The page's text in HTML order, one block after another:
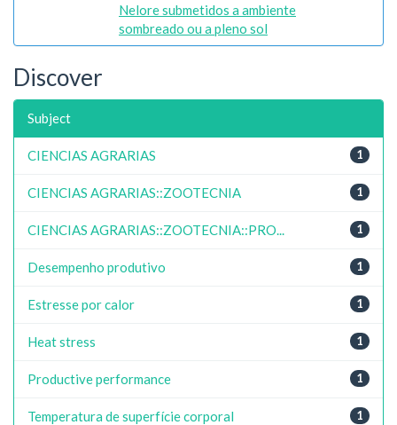
Nelore submetidos a ambiente
sombreado ou a pleno sol
Discover
Subject
1
CIENCIAS AGRARIAS
1
CIENCIAS AGRARIAS::ZOOTECNIA
1
CIENCIAS AGRARIAS::ZOOTECNIA::PRO...
1
Desempenho produtivo
1
Estresse por calor
1
Heat stress
1
Productive performance
1
Temperatura de superfície corporal